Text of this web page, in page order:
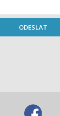
ODESLAT